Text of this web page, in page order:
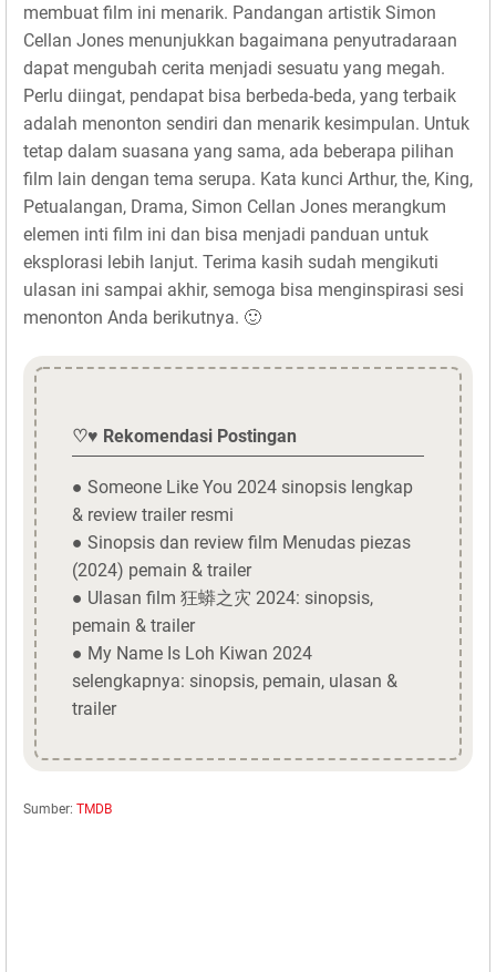
membuat film ini menarik. Pandangan artistik Simon
Cellan Jones menunjukkan bagaimana penyutradaraan
dapat mengubah cerita menjadi sesuatu yang megah.
Perlu diingat, pendapat bisa berbeda-beda, yang terbaik
adalah menonton sendiri dan menarik kesimpulan. Untuk
tetap dalam suasana yang sama, ada beberapa pilihan
film lain dengan tema serupa. Kata kunci Arthur, the, King,
Petualangan, Drama, Simon Cellan Jones merangkum
elemen inti film ini dan bisa menjadi panduan untuk
eksplorasi lebih lanjut. Terima kasih sudah mengikuti
ulasan ini sampai akhir, semoga bisa menginspirasi sesi
menonton Anda berikutnya. 🙂
♡♥ Rekomendasi Postingan
● Someone Like You 2024 sinopsis lengkap
& review trailer resmi
● Sinopsis dan review film Menudas piezas
(2024) pemain & trailer
● Ulasan film 狂蟒之灾 2024: sinopsis,
pemain & trailer
● My Name Is Loh Kiwan 2024
selengkapnya: sinopsis, pemain, ulasan &
trailer
Sumber: TMDB